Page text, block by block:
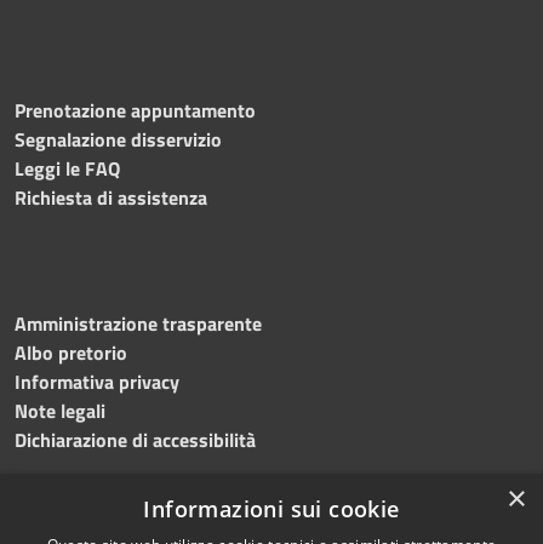
Prenotazione appuntamento
Segnalazione disservizio
Leggi le FAQ
Richiesta di assistenza
Amministrazione trasparente
Albo pretorio
Informativa privacy
Note legali
Dichiarazione di accessibilità
×
Informazioni sui cookie